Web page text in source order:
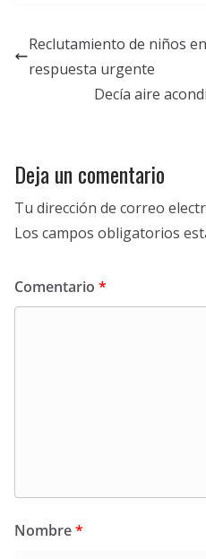
Reclutamiento de niños
respuesta urgente
Decía aire
Deja un comentario
Tu dirección de correo
Los campos obligatorios
Comentario *
Nombre*